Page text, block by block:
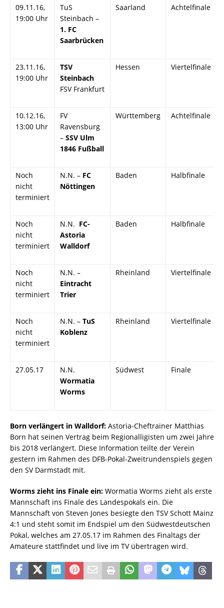
09.11.16,
19:00 Uhr
TuS
Steinbach –
1. FC
Saarbrücken
Saarland Achtelfinale
23.11.16,
19:00 Uhr
TSV
Steinbach
FSV Frankfurt
Hessen Viertelfinale
10.12.16,
13:00 Uhr
FV
Ravensburg
– SSV Ulm
1846 Fußball
Württemberg Achtelfinale
Noch
nicht
terminiert
N.N. – FC
Nöttingen
Baden Halbfinale
Noch
nicht
terminiert
N.N.  FC-
Astoria
Walldorf
Baden Halbfinale
Noch
nicht
terminiert
N.N. –
Eintracht
Trier
Rheinland Viertelfinale
Noch
nicht
terminiert
N.N. – TuS
Koblenz
Rheinland Viertelfinale
27.05.17
N.N. 
Wormatia
Worms
Südwest Finale
Born verlängert in Walldorf: Astoria-Cheftrainer Matthias
Born hat seinen Vertrag beim Regionalligisten um zwei Jahre
bis 2018 verlängert. Diese Information teilte der Verein
gestern im Rahmen des DFB-Pokal-Zweitrundenspiels gegen
den SV Darmstadt mit.
Worms zieht ins Finale ein: Wormatia Worms zieht als erste
Mannschaft ins Finale des Landespokals ein. Die
Mannschaft von Steven Jones besiegte den TSV Schott Mainz
4:1 und steht somit im Endspiel um den Südwestdeutschen
Pokal, welches am 27.05.17 im Rahmen des Finaltags der
Amateure stattfindet und live im TV übertragen wird.